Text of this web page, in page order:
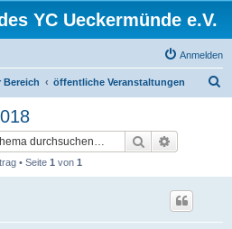
YC Ueckermünde e.V.
Anmelden
Bereich öffentliche Veranstaltungen
Suche
• Seite 1 von 1